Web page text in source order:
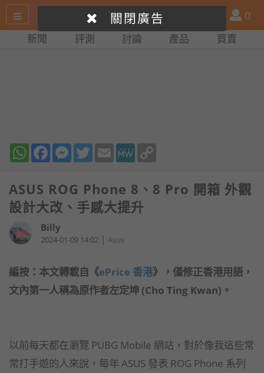
尋
產
品
比
會
員
0
新聞 評測 討論 產品 買賣
WhatsAppFacebookMessenger
TwitterEmail MeWe
ASUS ROG Phone 8、8 Pro 開箱 外觀
設計大改、手感大提升
Billy
2024-01-09 14:02 | Asus
編按：本文轉載自《ePrice 香港》，僅修正香港用語，
文內第一人稱為原作者左定坤 (Cho Ting Kwan)。
以前每天都在瀏覽 PUBG Mobile 網站，對於像我這些常
常打手遊的人來說，每年 ASUS 發表 ROG Phone 系列
關閉廣告